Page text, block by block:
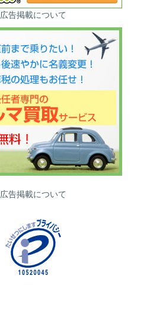
広告掲載について
広告掲載について